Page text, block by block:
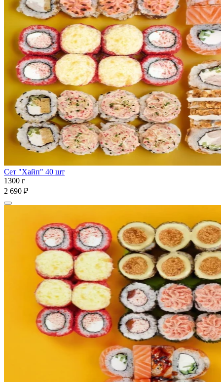
Сет "Хайп" 40 шт
1300 г
2 690 ₽